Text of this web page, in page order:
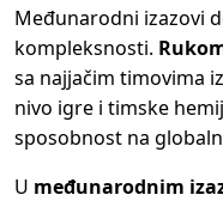
Međunarodni izazovi
kompleksnosti.
sa najjačim timovima
nivo igre i timske
sposobnost na
U međunarodnim